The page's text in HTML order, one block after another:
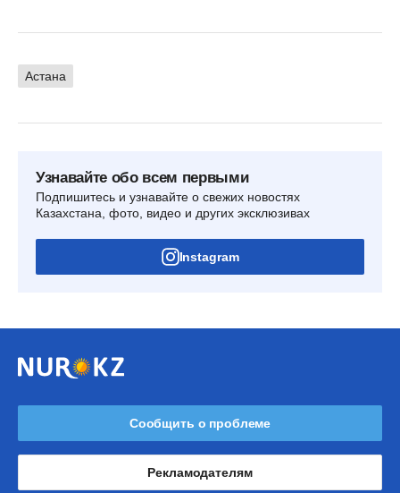
Астана
Узнавайте обо всем первыми
Подпишитесь и узнавайте о свежих новостях
Казахстана, фото, видео и других эксклюзивах
Instagram
Сообщить о проблеме
Рекламодателям